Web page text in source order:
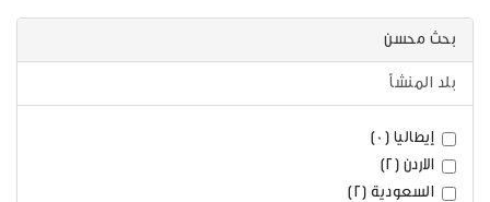
بحث محسن
بلد المنشأ
إيطاليا (0)
الاردن (2)
السعودية (2)